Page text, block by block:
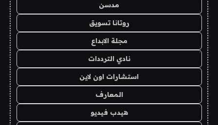
مدسن
روتانا تسويق
مجلة الابداع
نادي الترددات
استشارات اون لاين
المعارف
هيدب فيديو